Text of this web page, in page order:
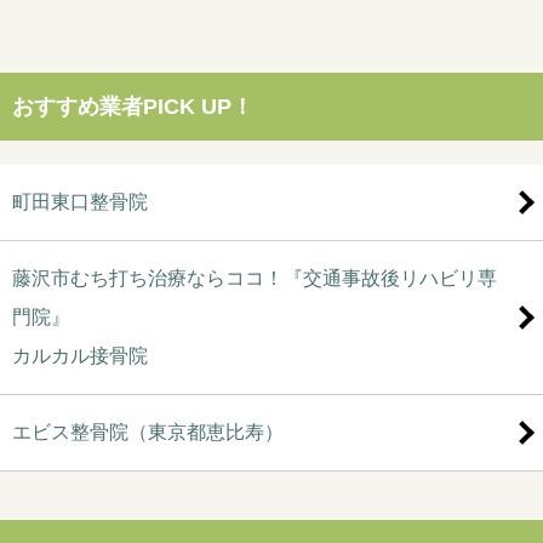
おすすめ業者PICK UP！
町田東口整骨院
藤沢市むち打ち治療ならココ！『交通事故後リハビリ専
門院』
カルカル接骨院
エビス整骨院（東京都恵比寿）